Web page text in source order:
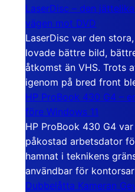
LaserDisc – den
vägen mot DVD
LaserDisc var den
lovade bättre bild,
åtkomst än VHS. Trots
igenom på bred front
HP ProBook 430 G4 –
före Windows 11
HP ProBook 430 G4
påkostad arbetsdator
hamnat i teknikens
användbar för
Dubbelåtta Kameran